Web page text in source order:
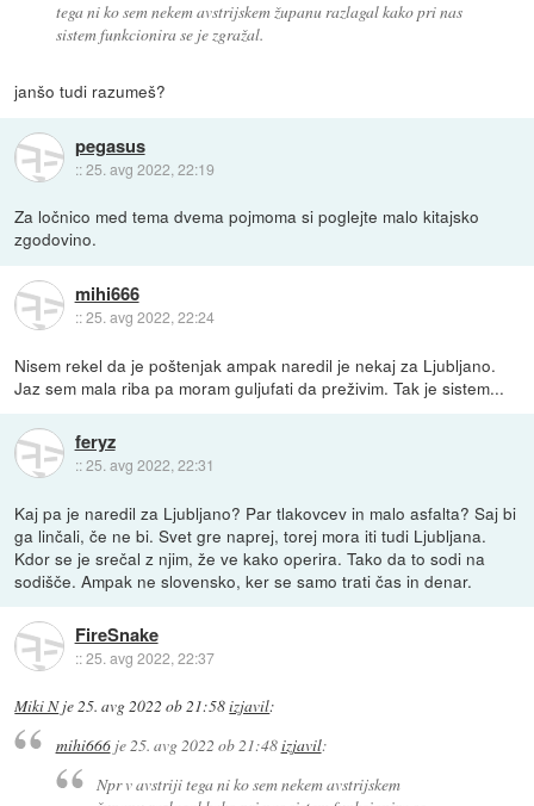
tega ni ko sem nekem avstrijskem županu razlagal kako pri nas
sistem funkcionira se je zgražal.
janšo tudi razumeš?
pegasus
::25. avg 2022, 22:19
Za ločnico med tema dvema pojmoma si poglejte malo kitajsko
zgodovino.
mihi666
::25. avg 2022, 22:24
Nisem rekel da je poštenjak ampak naredil je nekaj za Ljubljano.
Jaz sem mala riba pa moram guljufati da preživim. Tak je sistem...
feryz
::25. avg 2022, 22:31
Kaj pa je naredil za Ljubljano? Par tlakovcev in malo asfalta? Saj bi
ga linčali, če ne bi. Svet gre naprej, torej mora iti tudi Ljubljana.
Kdor se je srečal z njim, že ve kako operira. Tako da to sodi na
sodišče. Ampak ne slovensko, ker se samo trati čas in denar.
FireSnake
::25. avg 2022, 22:37
Miki Nje 25. avg 2022 ob 21:58izjavil:
mihi666je25. avg 2022 ob 21:48izjavil:
Npr v avstriji tega ni ko sem nekem avstrijskem